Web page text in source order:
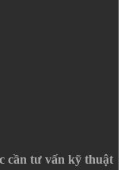
cần tư vấn kỹ thuật